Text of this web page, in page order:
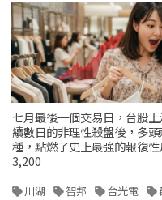
七月最後一個交易日，台股
續數日的非理性殺盤後，多
種，點燃了史上最強的報復
3,200
川湖 智邦 台光電